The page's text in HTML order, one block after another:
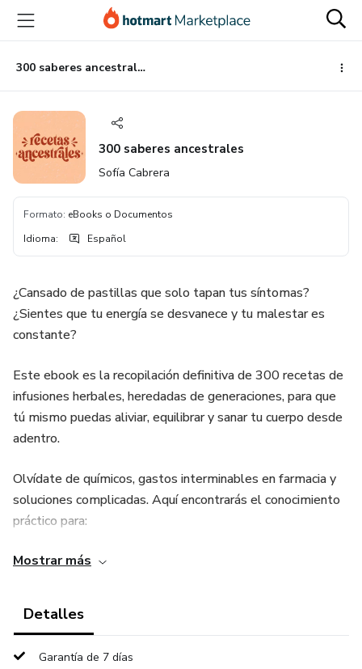
principal
página
de
página
300 saberes ancestrales
300 saberes ancestrales
Sofía Cabrera
Formato: eBooks o Documentos
Idioma: Español
¿Cansado de pastillas que solo tapan tus síntomas?
¿Sientes que tu energía se desvanece y tu malestar es
constante?
Este ebook es la recopilación definitiva de 300 recetas de
infusiones herbales, heredadas de generaciones, para que
tú mismo puedas aliviar, equilibrar y sanar tu cuerpo desde
adentro.
Olvídate de químicos, gastos interminables en farmacia y
soluciones complicadas. Aquí encontrarás el conocimiento
práctico para:
Recargar tu energía y combatir el cansancio crónico.
Mostrar más
Detalles
Garantía de 7 días